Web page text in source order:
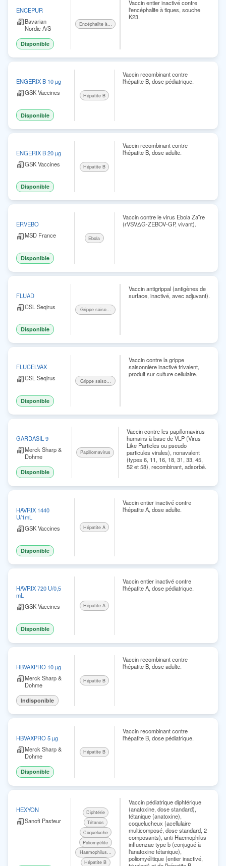
ENCEPUR
Bavarian
Nordic A/S
Disponible
Encéphalite à tiques
Vaccin entier inactivé contre
l'encéphalite à tiques, souche
K23.
ENGERIX B 10 µg
GSK Vaccines
Disponible
Hépatite B
Vaccin recombinant contre
l'hépatite B, dose pédiatrique.
ENGERIX B 20 µg
GSK Vaccines
Disponible
Hépatite B
Vaccin recombinant contre
l'hépatite B, dose adulte.
ERVEBO
MSD France
Disponible
Ebola
Vaccin contre le virus Ebola Zaïre
(rVSVΔG-ZEBOV-GP, vivant).
FLUAD
CSL Seqirus
Disponible
Grippe saisonnière
Vaccin antigrippal (antigènes de
surface, inactivé, avec adjuvant).
FLUCELVAX
CSL Seqirus
Disponible
Grippe saisonnière
Vaccin contre la grippe
saisonnière inactivé trivalent,
produit sur culture cellulaire.
GARDASIL 9
Merck Sharp &
Dohme
Disponible
Papillomavirus
Vaccin contre les papillomavirus
humains à base de VLP (Virus
Like Particles ou pseudo
particules virales), nonavalent
(types 6, 11, 16, 18, 31, 33, 45,
52 et 58), recombinant, adsorbé.
HAVRIX 1440
U/1mL
GSK Vaccines
Disponible
Hépatite A
Vaccin entier inactivé contre
l'hépatite A, dose adulte.
HAVRIX 720 U/0,5
mL
GSK Vaccines
Disponible
Hépatite A
Vaccin entier inactivé contre
l'hépatite A, dose pédiatrique.
HBVAXPRO 10 µg
Merck Sharp &
Dohme
Indisponible
Hépatite B
Vaccin recombinant contre
l'hépatite B, dose adulte.
HBVAXPRO 5 µg
Merck Sharp &
Dohme
Disponible
Hépatite B
Vaccin recombinant contre
l'hépatite B, dose pédiatrique.
HEXYON
Sanofi Pasteur
Diphtérie
Tétanos
Coqueluche
Poliomyélite
Haemophilus influenzae b
Hépatite B
Vaccin pédiatrique diphtérique
(anatoxine, dose standard),
tétanique (anatoxine),
coquelucheux (acellulaire
multicomposé, dose standard, 2
composants), anti-Haemophilus
influenzae type b (conjugué à
l'anatoxine tétanique),
poliomyélitique (entier inactivé,